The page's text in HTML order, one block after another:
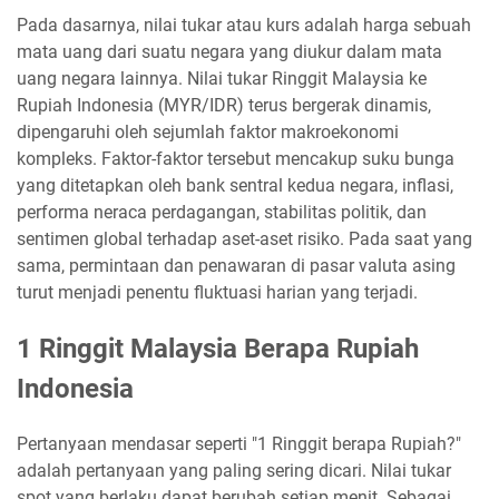
Pada dasarnya, nilai tukar atau kurs adalah harga sebuah
mata uang dari suatu negara yang diukur dalam mata
uang negara lainnya. Nilai tukar Ringgit Malaysia ke
Rupiah Indonesia (MYR/IDR) terus bergerak dinamis,
dipengaruhi oleh sejumlah faktor makroekonomi
kompleks. Faktor-faktor tersebut mencakup suku bunga
yang ditetapkan oleh bank sentral kedua negara, inflasi,
performa neraca perdagangan, stabilitas politik, dan
sentimen global terhadap aset-aset risiko. Pada saat yang
sama, permintaan dan penawaran di pasar valuta asing
turut menjadi penentu fluktuasi harian yang terjadi.
1 Ringgit Malaysia Berapa Rupiah
Indonesia
Pertanyaan mendasar seperti "1 Ringgit berapa Rupiah?"
adalah pertanyaan yang paling sering dicari. Nilai tukar